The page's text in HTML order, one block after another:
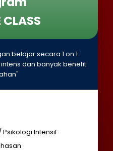
CLASS
belajar secara 1 on 1
dan banyak benefit
Psikologi Intensif